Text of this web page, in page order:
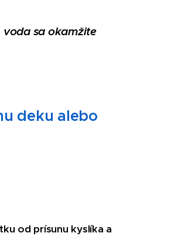
voda sa okamžite
deku alebo
od prísunu kyslíka a